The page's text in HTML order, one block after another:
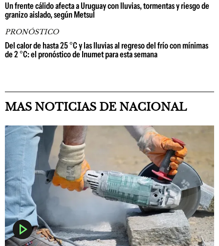
Un frente cálido afecta a Uruguay con lluvias, tormentas y riesgo de
granizo aislado, según Metsul
PRONÓSTICO
Del calor de hasta 25 °C y las lluvias al regreso del frío con mínimas
de 2 °C: el pronóstico de Inumet para esta semana
MAS NOTICIAS DE NACIONAL